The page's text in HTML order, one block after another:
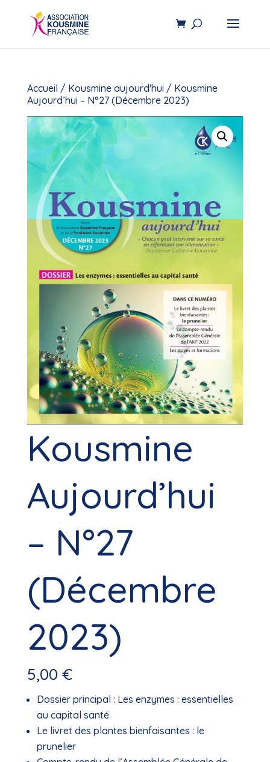
Accueil / Kousmine aujourd'hui / Kousmine
Aujourd’hui – N°27 (Décembre 2023)
Kousmine
Aujourd’hui
– N°27
(Décembre
2023)
5,00 €
Dossier principal : Les enzymes : essentielles
au capital santé
Le livret des plantes bienfaisantes : le
prunelier